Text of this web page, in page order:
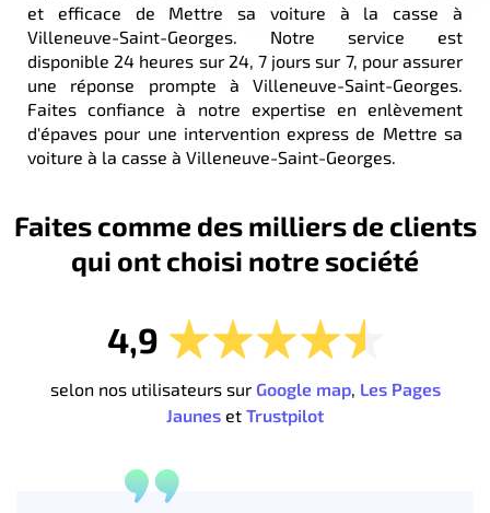
et efficace de Mettre sa voiture à la casse à
Villeneuve-Saint-Georges. Notre service est
disponible 24 heures sur 24, 7 jours sur 7, pour assurer
une réponse prompte à Villeneuve-Saint-Georges.
Faites confiance à notre expertise en enlèvement
d'épaves pour une intervention express de Mettre sa
voiture à la casse à Villeneuve-Saint-Georges.
Faites comme des milliers de clients
qui ont choisi notre société
4,9
selon nos utilisateurs sur Google map, Les Pages
Jaunes et Trustpilot